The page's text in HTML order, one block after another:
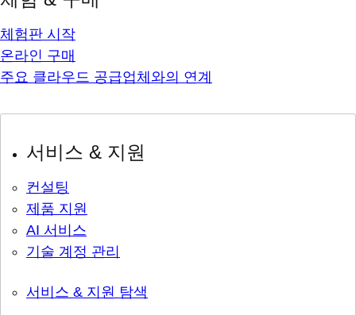
체험판 시작
온라인 구매
주요 클라우드 공급업체와의 연계
서비스 & 지원
컨설팅
제품 지원
AI 서비스
기술 계정 관리
서비스 & 지원 탐색